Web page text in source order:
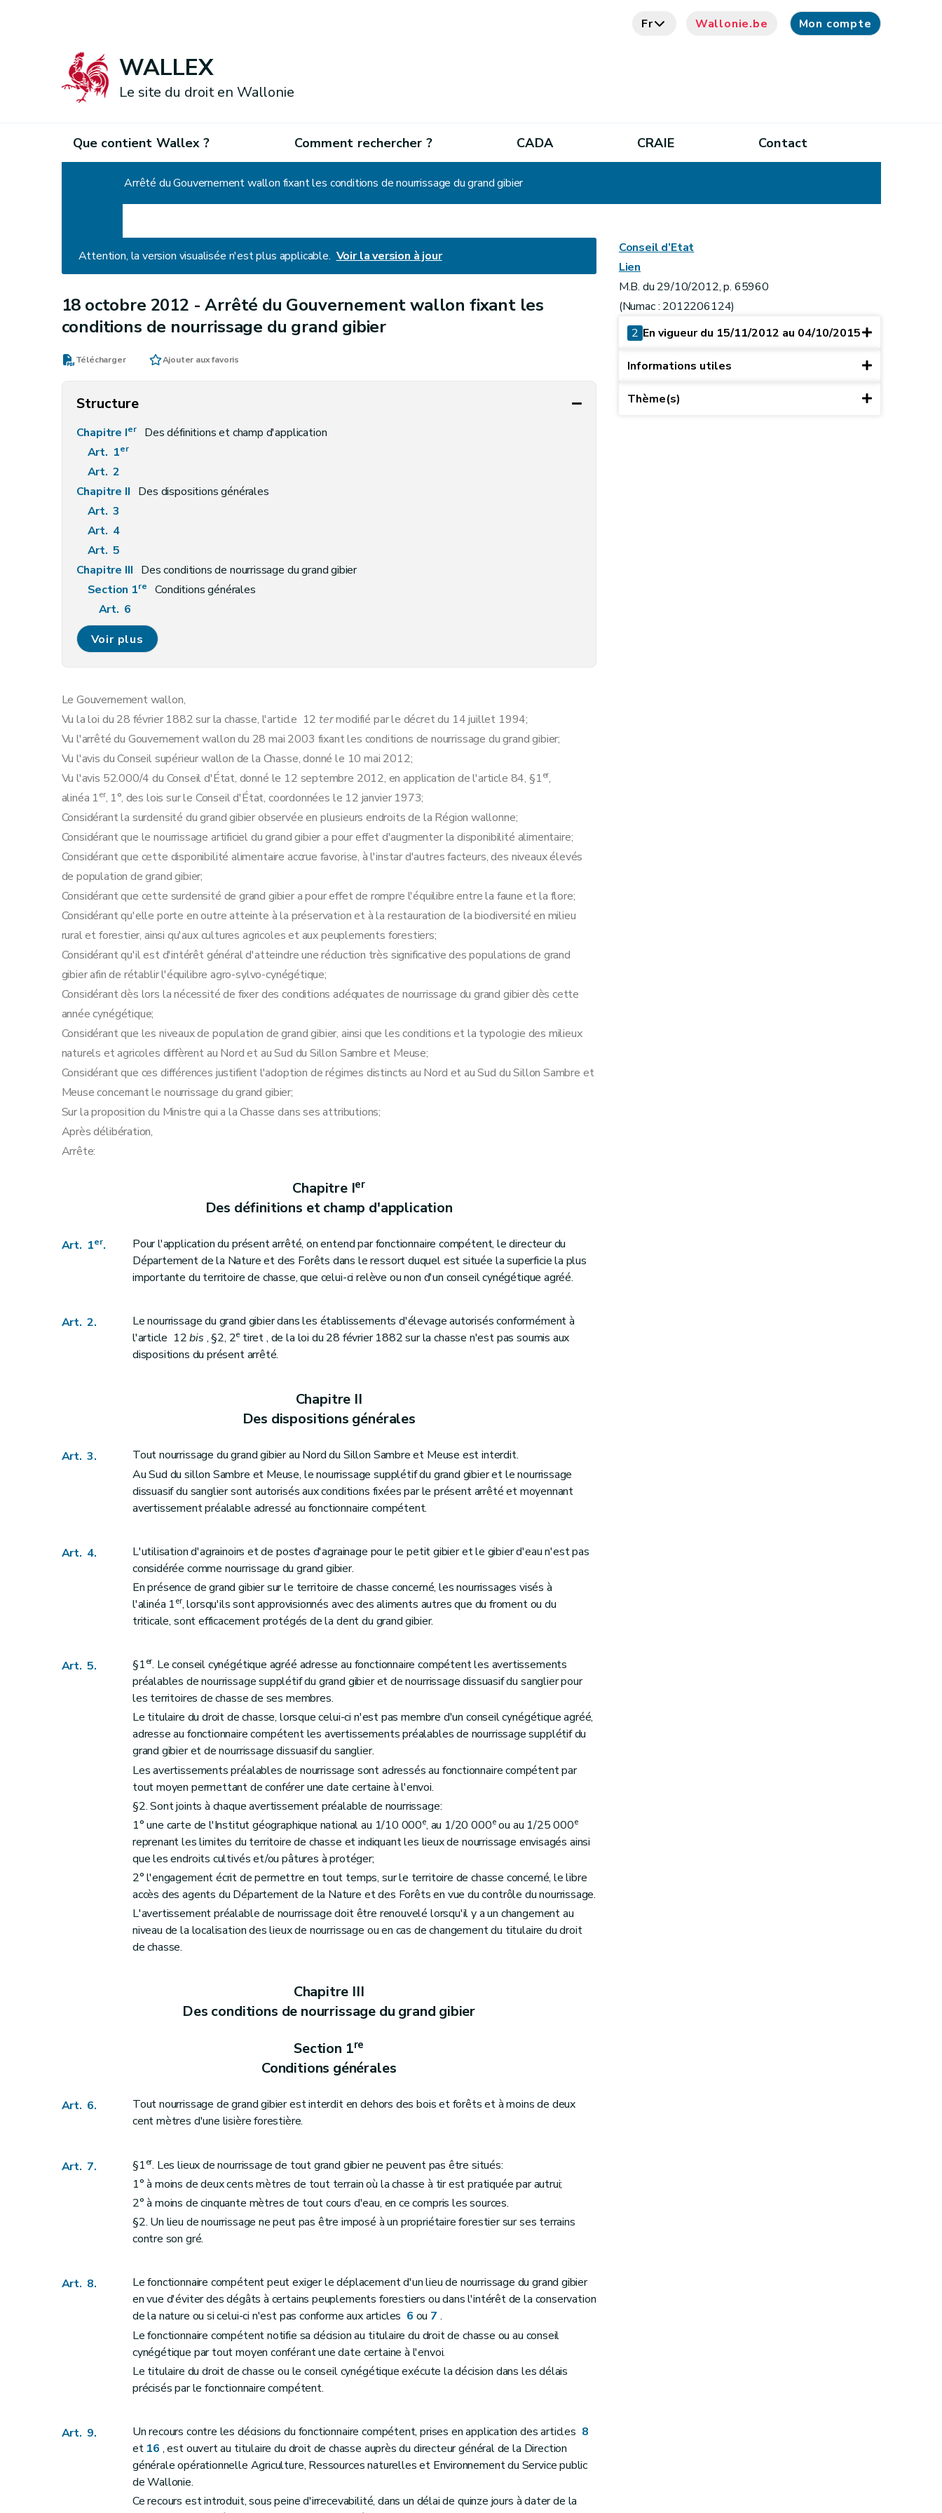
Fr Wallonie.be Mon compte
WALLEX
Le site du droit en Wallonie
Que contient Wallex ? Comment rechercher ? CADA CRAIE Contact
Arrêté du Gouvernement wallon fixant les conditions de nourrissage du grand gibier
Attention, la version visualisée n'est plus applicable. Voir la version à jour
18 octobre 2012 -Arrêté du Gouvernement wallon fixant les
conditions de nourrissage du grand gibier
Télécharger Ajouter aux favoris
Structure
Chapitre Ier
Des définitions et champ d'application
Art. 1er
Art. 2
Chapitre II Des dispositions générales
Art. 3
Art. 4
Art. 5
Chapitre III Des conditions de nourrissage du grand gibier
Section 1re
Conditions générales
Art. 6
Art. 7
Art. 8
Art. 10
Art. 11
Section 3 Nourrissage dissuasif du sanglier
Art. 12
Art. 13
Art. 14
Art. 15
Chapitre IV Dispositions transitoires et finales
Art. 16
Art. 17
Art. 18
Art. 19
Art. 20
Voir plus
Le Gouvernement wallon,
Vu la loi du 28 février 1882 sur la chasse, l'article 12termodifié par le décret du 14 juillet 1994;
Vu l'arrêté du Gouvernement wallon du 28 mai 2003 fixant les conditions de nourrissage du grand gibier;
Vu l'avis du Conseil supérieur wallon de la Chasse, donné le 10 mai 2012;
Vu l'avis 52.000/4 du Conseil d'État, donné le 12 septembre 2012, en application de l'article 84, §1er,
alinéa 1er, 1°, des lois sur le Conseil d'État, coordonnées le 12 janvier 1973;
Considérant la surdensité du grand gibier observée en plusieurs endroits de la Région wallonne;
Considérant que le nourrissage artificiel du grand gibier a pour effet d'augmenter la disponibilité alimentaire;
Considérant que cette disponibilité alimentaire accrue favorise, à l'instar d'autres facteurs, des niveaux élevés
de population de grand gibier;
Considérant que cette surdensité de grand gibier a pour effet de rompre l'équilibre entre la faune et la flore;
Considérant qu'elle porte en outre atteinte à la préservation et à la restauration de la biodiversité en milieu
rural et forestier, ainsi qu'aux cultures agricoles et aux peuplements forestiers;
Considérant qu'il est d'intérêt général d'atteindre une réduction très significative des populations de grand
gibier afin de rétablir l'équilibre agro-sylvo-cynégétique;
Considérant dès lors la nécessité de fixer des conditions adéquates de nourrissage du grand gibier dès cette
année cynégétique;
Considérant que les niveaux de population de grand gibier, ainsi que les conditions et la typologie des milieux
naturels et agricoles diffèrent au Nord et au Sud du Sillon Sambre et Meuse;
Considérant que ces différences justifient l'adoption de régimes distincts au Nord et au Sud du Sillon Sambre et
Meuse concernant le nourrissage du grand gibier;
Sur la proposition du Ministre qui a la Chasse dans ses attributions;
Après délibération,
Arrête:
Chapitre Ier
Des définitions et champ d'application
Art. 1er.
Pour l'application du présent arrêté, on entend par fonctionnaire compétent, le directeur du
Département de la Nature et des Forêts dans le ressort duquel est située la superficie la plus
importante du territoire de chasse, que celui-ci relève ou non d'un conseil cynégétique agréé.
Art. 2.
Le nourrissage du grand gibier dans les établissements d'élevage autorisés conformément à
l'article 12bis , §2, 2e tiret , de la loi du 28 février 1882 sur la chasse n'est pas soumis aux
dispositions du présent arrêté.
Chapitre II
Des dispositions générales
Art. 3.
Tout nourrissage du grand gibier au Nord du Sillon Sambre et Meuse est interdit.
Au Sud du sillon Sambre et Meuse, le nourrissage supplétif du grand gibier et le nourrissage
dissuasif du sanglier sont autorisés aux conditions fixées par le présent arrêté et moyennant
avertissement préalable adressé au fonctionnaire compétent.
Art. 4.
L'utilisation d'agrainoirs et de postes d'agrainage pour le petit gibier et le gibier d'eau n'est pas
considérée comme nourrissage du grand gibier.
En présence de grand gibier sur le territoire de chasse concerné, les nourrissages visés à
l'alinéa 1er, lorsqu'ils sont approvisionnés avec des aliments autres que du froment ou du
triticale, sont efficacement protégés de la dent du grand gibier.
Art. 5. §1er. Le conseil cynégétique agréé adresse au fonctionnaire compétent les avertissements
préalables de nourrissage supplétif du grand gibier et de nourrissage dissuasif du sanglier pour
les territoires de chasse de ses membres.
Le titulaire du droit de chasse, lorsque celui-ci n'est pas membre d'un conseil cynégétique agréé,
adresse au fonctionnaire compétent les avertissements préalables de nourrissage supplétif du
grand gibier et de nourrissage dissuasif du sanglier.
Les avertissements préalables de nourrissage sont adressés au fonctionnaire compétent par
tout moyen permettant de conférer une date certaine à l'envoi.
§2. Sont joints à chaque avertissement préalable de nourrissage:
1° une carte de l'Institut géographique national au 1/10 000e, au 1/20 000eou au 1/25 000e
reprenant les limites du territoire de chasse et indiquant les lieux de nourrissage envisagés ainsi
que les endroits cultivés et/ou pâtures à protéger;
2° l'engagement écrit de permettre en tout temps, sur le territoire de chasse concerné, le libre
accès des agents du Département de la Nature et des Forêts en vue du contrôle du nourrissage.
L'avertissement préalable de nourrissage doit être renouvelé lorsqu'il y a un changement au
niveau de la localisation des lieux de nourrissage ou en cas de changement du titulaire du droit
de chasse.
Chapitre III
Des conditions de nourrissage du grand gibier
Section 1re
Conditions générales
Art. 6.
Tout nourrissage de grand gibier est interdit en dehors des bois et forêts et à moins de deux
cent mètres d'une lisière forestière.
Art. 7. §1er. Les lieux de nourrissage de tout grand gibier ne peuvent pas être situés:
1° à moins de deux cents mètres de tout terrain où la chasse à tir est pratiquée par autrui;
2° à moins de cinquante mètres de tout cours d'eau, en ce compris les sources.
§2. Un lieu de nourrissage ne peut pas être imposé à un propriétaire forestier sur ses terrains
contre son gré.
Art. 8.
Le fonctionnaire compétent peut exiger le déplacement d'un lieu de nourrissage du grand gibier
en vue d'éviter des dégâts à certains peuplements forestiers ou dans l'intérêt de la conservation
de la nature ou si celui-ci n'est pas conforme aux articles 6 ou 7 .
Le fonctionnaire compétent notifie sa décision au titulaire du droit de chasse ou au conseil
cynégétique par tout moyen conférant une date certaine à l'envoi.
Le titulaire du droit de chasse ou le conseil cynégétique exécute la décision dans les délais
précisés par le fonctionnaire compétent.
Art. 9. Un recours contre les décisions du fonctionnaire compétent, prises en application des articles 8
et 16 , est ouvert au titulaire du droit de chasse auprès du directeur général de la Direction
générale opérationnelle Agriculture, Ressources naturelles et Environnement du Service public
de Wallonie.
Ce recours est introduit, sous peine d'irrecevabilité, dans un délai de quinze jours à dater de la
Conseil d’Etat
Lien
M.B. du 29/10/2012, p. 65960
(Numac : 2012206124)
2 En vigueur du 15/11/2012 au 04/10/2015
Informations utiles
Thème(s)